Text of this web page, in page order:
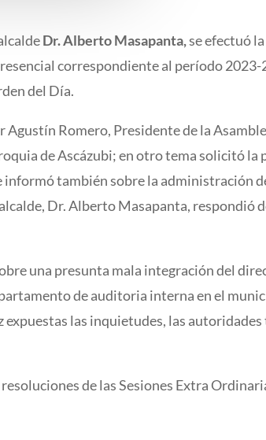
Dr. Alberto Masapanta,se efectuó
correspondiente al período 2023-
del Día.
Romero, Presidente de la
de Ascázubi; en otro tema solicitó
también sobre la administración
Dr. Alberto Masapanta, respondió
una presunta mala integración del
de auditoria interna en el
las inquietudes, las
de las Sesiones Extra